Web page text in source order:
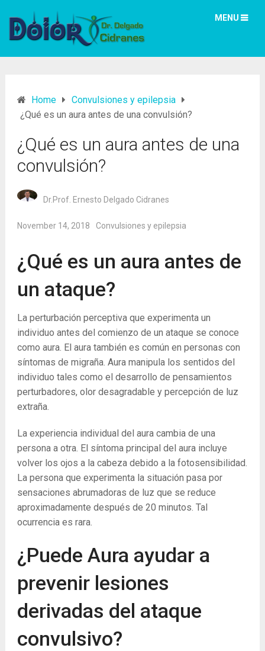
MENU
Home
Convulsiones y epilepsia
¿Qué es un aura antes de una convulsión?
¿Qué es un aura antes de una
convulsión?
Dr.Prof. Ernesto Delgado Cidranes
November 14, 2018 Convulsiones y epilepsia
¿Qué es un aura antes de
un ataque?
La perturbación perceptiva que experimenta un
individuo antes del comienzo de un ataque se conoce
como aura. El aura también es común en personas con
síntomas de migraña. Aura manipula los sentidos del
individuo tales como el desarrollo de pensamientos
perturbadores, olor desagradable y percepción de luz
extraña.
La experiencia individual del aura cambia de una
persona a otra. El síntoma principal del aura incluye
volver los ojos a la cabeza debido a la fotosensibilidad.
La persona que experimenta la situación pasa por
sensaciones abrumadoras de luz que se reduce
aproximadamente después de 20 minutos. Tal
ocurrencia es rara.
¿Puede Aura ayudar a
prevenir lesiones
derivadas del ataque
convulsivo?